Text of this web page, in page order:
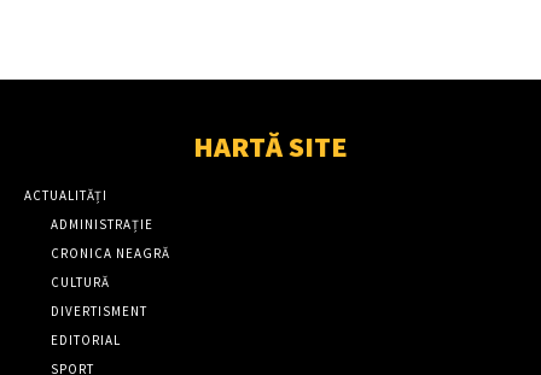
HARTĂ SITE
ACTUALITĂȚI
ADMINISTRAȚIE
CRONICA NEAGRĂ
CULTURĂ
DIVERTISMENT
EDITORIAL
SPORT